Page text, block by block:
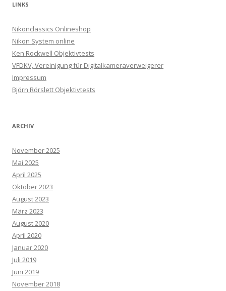
LINKS
Nikonclassics Onlineshop
Nikon System online
Ken Rockwell Objektivtests
VFDKV, Vereinigung für Digitalkameraverweigerer
Impressum
Björn Rörslett Objektivtests
ARCHIV
November 2025
Mai 2025
April 2025
Oktober 2023
August 2023
März 2023
August 2020
April 2020
Januar 2020
Juli 2019
Juni 2019
November 2018